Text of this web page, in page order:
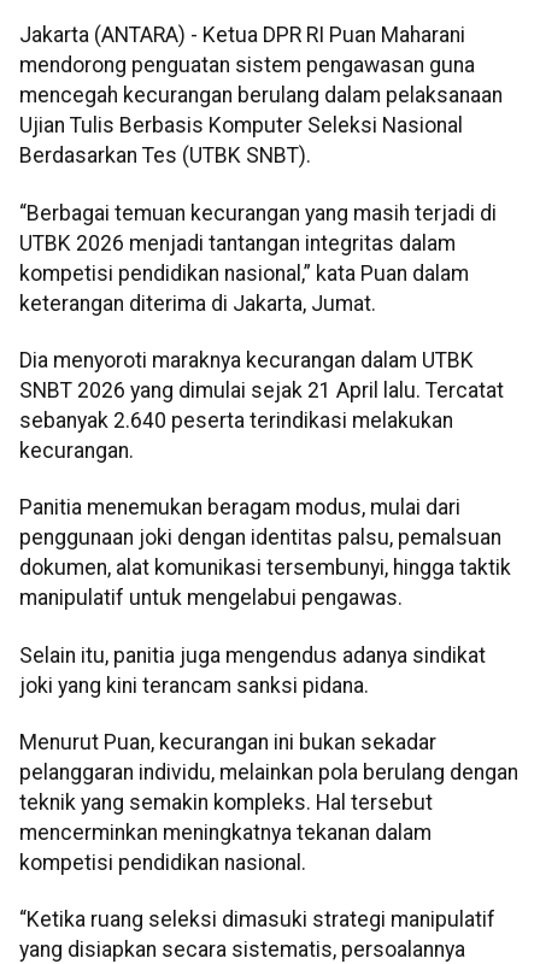
Jakarta (ANTARA) - Ketua DPR RI Puan Maharani
mendorong penguatan sistem pengawasan guna
mencegah kecurangan berulang dalam pelaksanaan
Ujian Tulis Berbasis Komputer Seleksi Nasional
Berdasarkan Tes (UTBK SNBT).
“Berbagai temuan kecurangan yang masih terjadi di
UTBK 2026 menjadi tantangan integritas dalam
kompetisi pendidikan nasional,” kata Puan dalam
keterangan diterima di Jakarta, Jumat.
Dia menyoroti maraknya kecurangan dalam UTBK
SNBT 2026 yang dimulai sejak 21 April lalu. Tercatat
sebanyak 2.640 peserta terindikasi melakukan
kecurangan.
Panitia menemukan beragam modus, mulai dari
penggunaan joki dengan identitas palsu, pemalsuan
dokumen, alat komunikasi tersembunyi, hingga taktik
manipulatif untuk mengelabui pengawas.
Selain itu, panitia juga mengendus adanya sindikat
joki yang kini terancam sanksi pidana.
Menurut Puan, kecurangan ini bukan sekadar
pelanggaran individu, melainkan pola berulang dengan
teknik yang semakin kompleks. Hal tersebut
mencerminkan meningkatnya tekanan dalam
kompetisi pendidikan nasional.
“Ketika ruang seleksi dimasuki strategi manipulatif
yang disiapkan secara sistematis, persoalannya